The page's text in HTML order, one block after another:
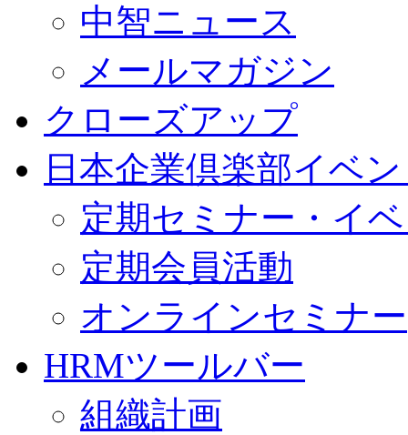
中智ニュース
メールマガジン
クローズアップ
日本企業倶楽部イベ
定期セミナー・イ
定期会員活動
オンラインセミナー
HRMツールバー
組織計画